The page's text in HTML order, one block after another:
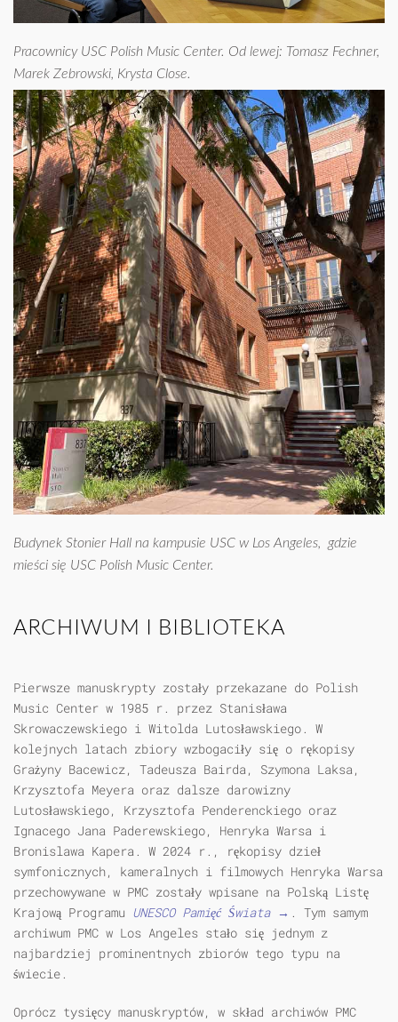
Pracownicy USC Polish Music Center. Od lewej: Tomasz Fechner,
Marek Zebrowski, Krysta Close.
Budynek Stonier Hall na kampusie USC w Los Angeles, gdzie
mieści się USC Polish Music Center.
ARCHIWUM I BIBLIOTEKA
Pierwsze manuskrypty zostały przekazane do Polish
Music Center w 1985 r. przez Stanisława
Skrowaczewskiego i Witolda Lutosławskiego. W
kolejnych latach zbiory wzbogaciły się o rękopisy
Grażyny Bacewicz, Tadeusza Bairda, Szymona Laksa,
Krzysztofa Meyera oraz dalsze darowizny
Lutosławskiego, Krzysztofa Penderenckiego oraz
Ignacego Jana Paderewskiego, Henryka Warsa i
Bronislawa Kapera. W 2024 r., rękopisy dzieł
symfonicznych, kameralnych i filmowych Henryka Warsa
przechowywane w PMC zostały wpisane na Polską Listę
Krajową Programu UNESCO Pamięć Świata → . Tym samym
archiwum PMC w Los Angeles stało się jednym z
najbardziej prominentnych zbiorów tego typu na
świecie.
Oprócz tysięcy manuskryptów, w skład archiwów PMC